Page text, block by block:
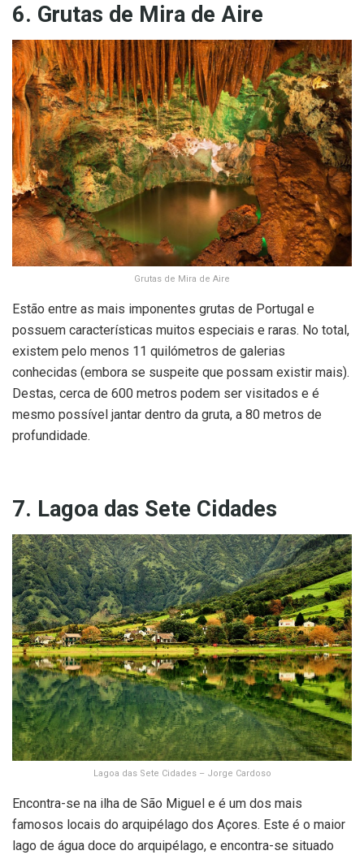
6. Grutas de Mira de Aire
Grutas de Mira de Aire
Estão entre as mais imponentes grutas de Portugal e
possuem características muitos especiais e raras. No total,
existem pelo menos 11 quilómetros de galerias
conhecidas (embora se suspeite que possam existir mais).
Destas, cerca de 600 metros podem ser visitados e é
mesmo possível jantar dentro da gruta, a 80 metros de
profundidade.
7. Lagoa das Sete Cidades
Lagoa das Sete Cidades – Jorge Cardoso
Encontra-se na ilha de São Miguel e é um dos mais
famosos locais do arquipélago dos Açores. Este é o maior
lago de água doce do arquipélago, e encontra-se situado